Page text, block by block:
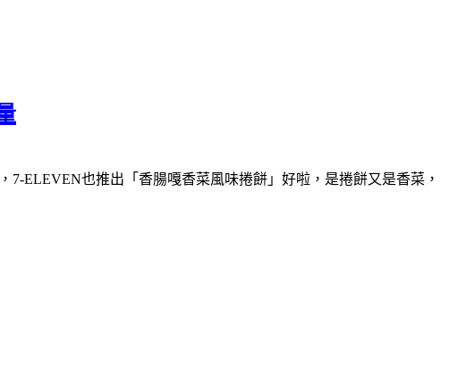
ELEVEN也推出「香腸嘎香菜風味捲餅」好啦，是捲餅又是香菜，